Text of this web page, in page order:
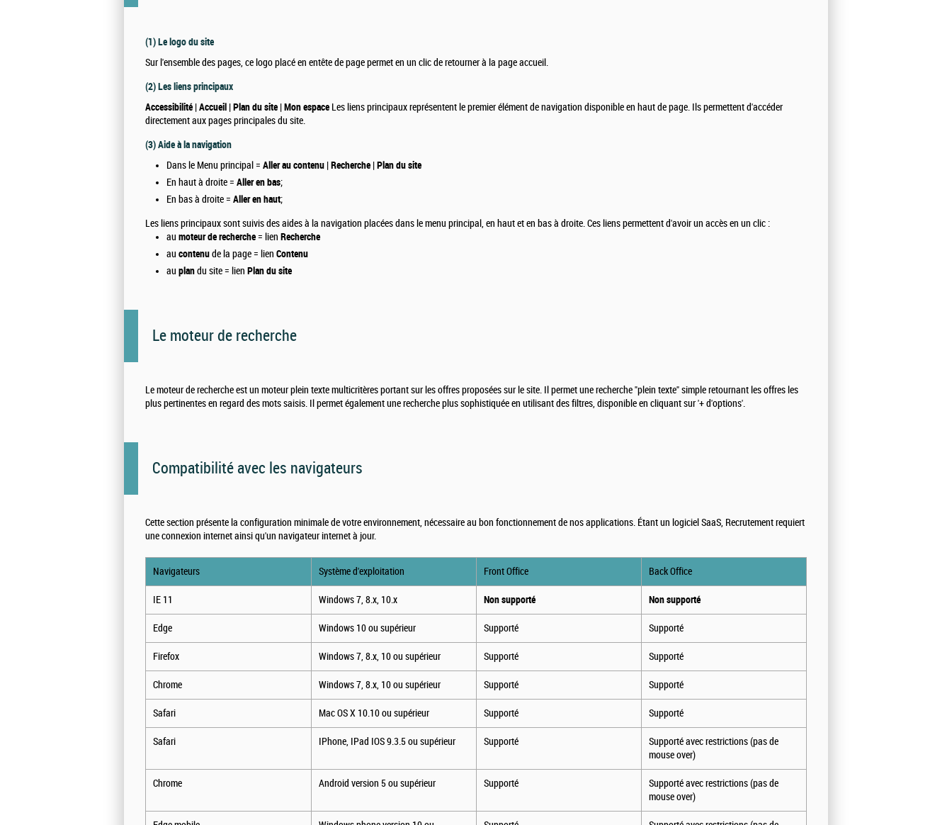
(1) Le logo du site
Sur l'ensemble des pages, ce logo placé en entête de page permet en un clic de retourner à la page accueil.
(2) Les liens principaux
Accessibilité | Accueil | Plan du site | Mon espace Les liens principaux représentent le premier élément de navigation disponible en haut de page. Ils permettent d'accéder
directement aux pages principales du site.
(3) Aide à la navigation
Dans le Menu principal = Aller au contenu | Recherche | Plan du site
En haut à droite = Aller en bas;
En bas à droite = Aller en haut;
Les liens principaux sont suivis des aides à la navigation placées dans le menu principal, en haut et en bas à droite.Ces liens permettent d'avoir un accès en un clic :
au moteur de recherche= lien Recherche
au contenude la page = lien Contenu
au plandu site = lien Plan du site
Le moteur de recherche
Le moteur de recherche est un moteur plein texte multicritères portant sur les offres proposées sur le site. Il permet une recherche "plein texte" simple retournant les offres les
plus pertinentes en regard des mots saisis. Il permet également une recherche plus sophistiquée en utilisant des filtres, disponible en cliquant sur '+ d'options'.
Compatibilité avec les navigateurs
Cette section présente la configuration minimale de votre environnement, nécessaire au bon fonctionnement de nos applications. Étant un logiciel SaaS, Recrutement requiert
une connexion internet ainsi qu'un navigateur internet à jour.
Navigateurs Système d'exploitation Front Office Back Office
IE 11 Windows 7, 8.x, 10.x Non supporté Non supporté
Edge Windows 10 ou supérieur Supporté Supporté
Firefox Windows 7, 8.x, 10 ou supérieur Supporté Supporté
Chrome Windows 7, 8.x, 10 ou supérieur Supporté Supporté
Safari Mac OS X 10.10 ou supérieur Supporté Supporté
Safari IPhone, IPad IOS 9.3.5 ou supérieur Supporté
Supporté avec restrictions (pas de
mouse over)
Chrome Android version 5 ou supérieur Supporté
Supporté avec restrictions (pas de
mouse over)